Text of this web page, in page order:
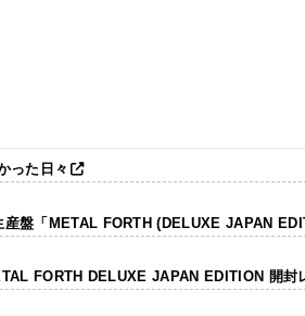
った日々
産盤「METAL FORTH (DELUXE JAPAN
FORTH DELUXE JAPAN EDITION 開封